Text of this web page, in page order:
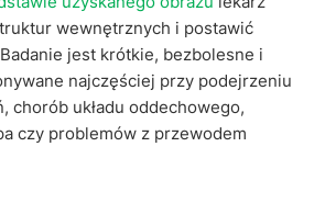
wewnętrznych i postawić
jest krótkie, bezbolesne i
najczęściej przy podejrzeniu
chorób układu oddechowego,
czy problemów z przewodem